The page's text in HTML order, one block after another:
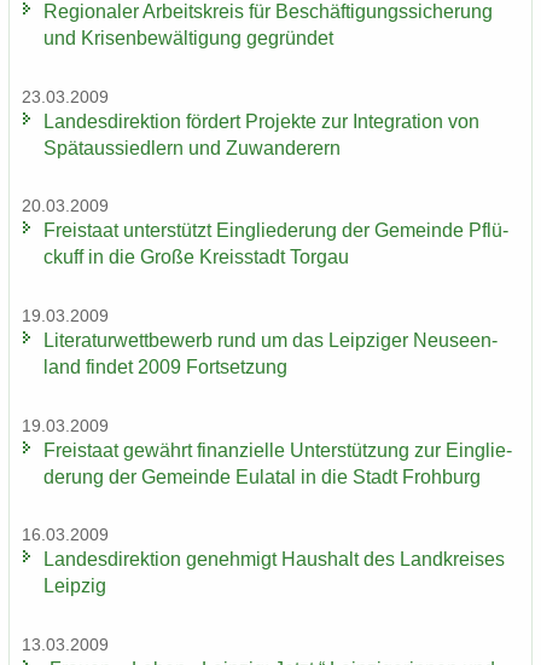
Re­gio­na­ler Ar­beits­kreis für Be­schäf­ti­gungs­si­che­rung
und Kri­sen­be­wäl­ti­gung ge­grün­det
23.03.2009
Lan­des­di­rek­ti­on för­dert Pro­jek­te zur In­te­gra­ti­on von
Spät­aus­sied­lern und Zu­wan­de­rern
20.03.2009
Frei­staat un­ter­stützt Ein­glie­de­rung der Ge­mein­de Pflü­
ckuff in die Große Kreis­stadt Tor­gau
19.03.2009
Li­te­ra­tur­wett­be­werb rund um das Leip­zi­ger Neu­seen­
land fin­det 2009 Fort­set­zung
19.03.2009
Frei­staat ge­währt fi­nan­zi­el­le Un­ter­stüt­zung zur Ein­glie­
de­rung der Ge­mein­de Eu­la­tal in die Stadt Froh­burg
16.03.2009
Lan­des­di­rek­ti­on ge­neh­migt Haus­halt des Land­krei­ses
Leip­zig
13.03.2009